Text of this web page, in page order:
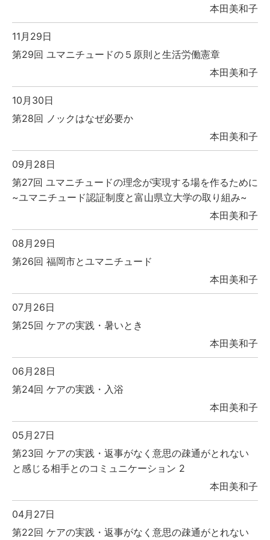
本田美和子
11月29日
第29回 ユマニチュードの５原則と生活労働憲章
本田美和子
10月30日
第28回 ノックはなぜ必要か
本田美和子
09月28日
第27回 ユマニチュードの理念が実現する場を作るために
~ユマニチュード認証制度と富山県立大学の取り組み~
本田美和子
08月29日
第26回 福岡市とユマニチュード
本田美和子
07月26日
第25回 ケアの実践・暑いとき
本田美和子
06月28日
第24回 ケアの実践・入浴
本田美和子
05月27日
第23回 ケアの実践・返事がなく意思の疎通がとれない
と感じる相手とのコミュニケーション 2
本田美和子
04月27日
第22回 ケアの実践・返事がなく意思の疎通がとれない